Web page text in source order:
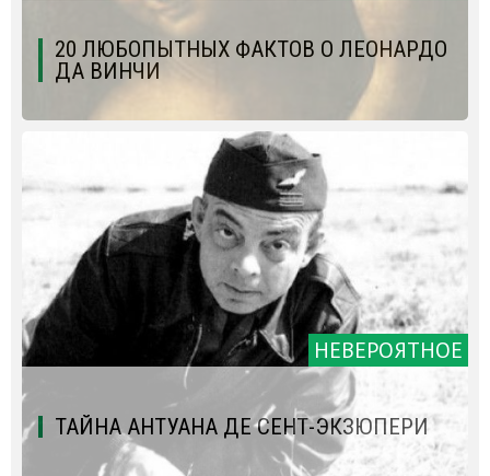
20 ЛЮБОПЫТНЫХ ФАКТОВ О ЛЕОНАРДО
ДА ВИНЧИ
НЕВЕРОЯТНОЕ
ТАЙНА АНТУАНА ДЕ СЕНТ-ЭКЗЮПЕРИ